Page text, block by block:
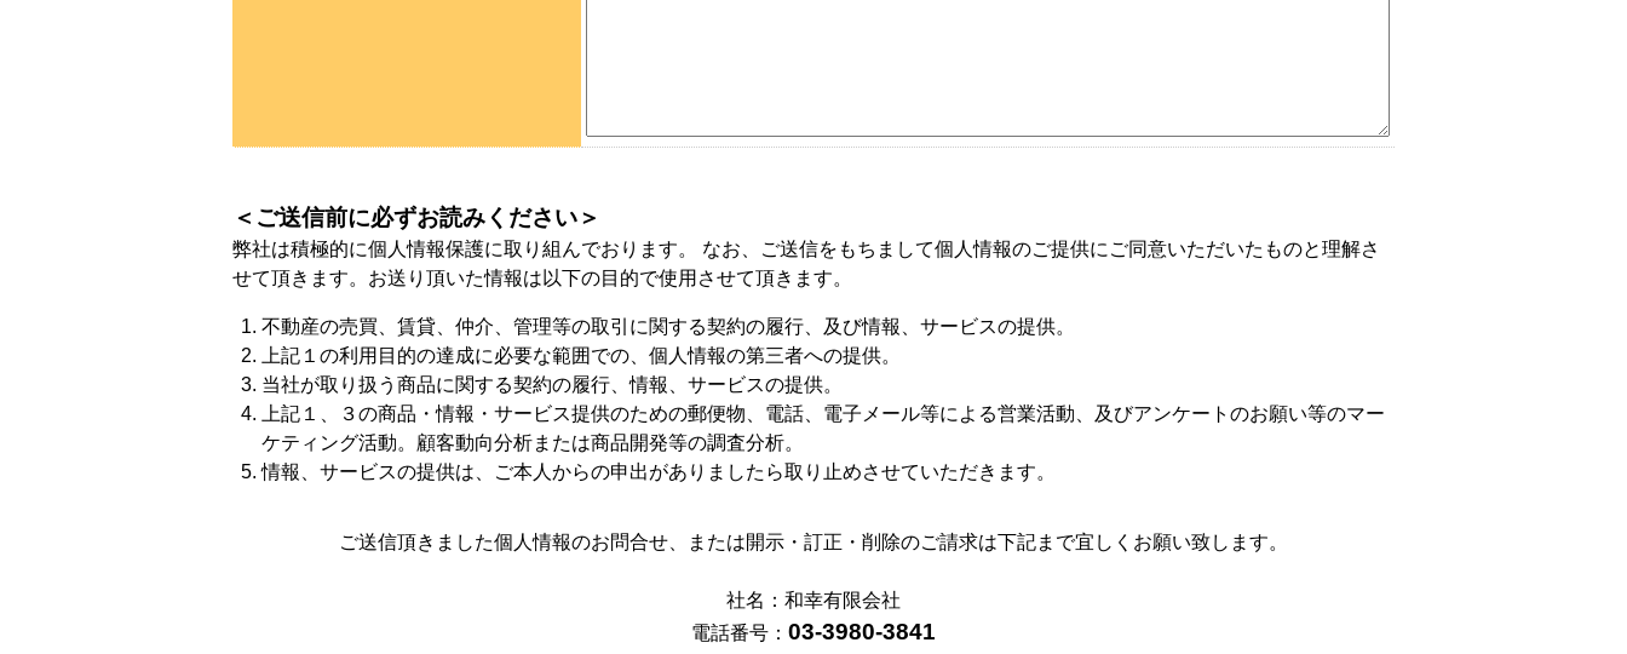
＜ご送信前に必ずお読みください＞
弊社は積極的に個人情報保護に取り組んでおります。 なお、ご送信をもちまして個人情報のご提供にご同意いただいたものと理解さ
せて頂きます。お送り頂いた情報は以下の目的で使用させて頂きます。
不動産の売買、賃貸、仲介、管理等の取引に関する契約の履行、及び情報、サービスの提供。
上記１の利用目的の達成に必要な範囲での、個人情報の第三者への提供。
当社が取り扱う商品に関する契約の履行、情報、サービスの提供。
上記１、３の商品・情報・サービス提供のための郵便物、電話、電子メール等による営業活動、及びアンケートのお願い等のマー
ケティング活動。顧客動向分析または商品開発等の調査分析。
情報、サービスの提供は、ご本人からの申出がありましたら取り止めさせていただきます。
ご送信頂きました個人情報のお問合せ、または開示・訂正・削除のご請求は下記まで宜しくお願い致します。
社名：和幸有限会社
電話番号： 03-3980-3841